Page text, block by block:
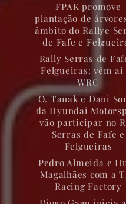
FPAK promove
plantação de
âmbito do Rallye
de Fafe e
Rally Serras de
Felgueiras: vêm aí
WRC
O. Tanak e Dani
da Hyundai
vão participar no
Serras de Fafe e
Felgueiras
Pedro Almeida e
Magalhães com a
Racing Factory